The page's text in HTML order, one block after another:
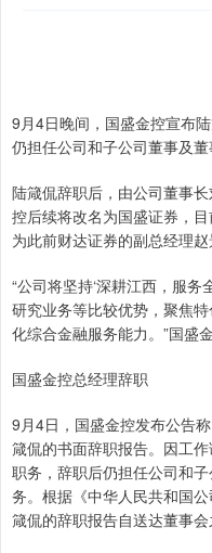
9月4日晚间，国盛金控宣布
仍担任公司和子公司董事及董
陆箴侃辞职后，由公司董事
控后续将改名为国盛证券，
为此前财达证券的副总经理赵
“公司将坚持‘深耕江西，服
研究业务等比较优势，聚焦
化综合金融服务能力。”国盛
国盛金控总经理辞职
9月4日，国盛金控发布公告
箴侃的书面辞职报告。因工
职务，辞职后仍担任公司和
务。根据《中华人民共和国
箴侃的辞职报告自送达董事会